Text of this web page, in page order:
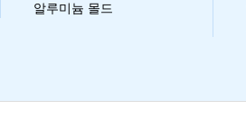
알루미늄 몰드